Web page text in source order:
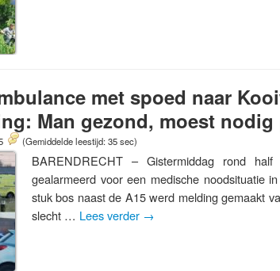
met spoed naar
Man gezond, moest nodig
(Gemiddelde leestijd: 35 sec)
BARENDRECHT – Gistermiddag rond
gealarmeerd voor een medische noodsituatie
stuk bos naast de A15 werd melding gemaakt
slecht … Lees verder →